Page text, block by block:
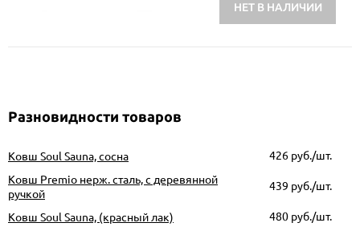
НЕТ В НАЛИЧИИ
Разновидности товаров
Ковш Soul Sauna, сосна 426руб./шт.
Ковш Premio нерж. сталь, с деревянной
ручкой
439 руб./шт.
Ковш Soul Sauna, (красный лак) 480руб./шт.